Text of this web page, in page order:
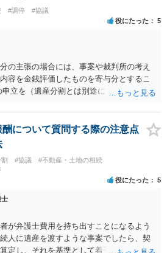
#調停 #協議
役にたった 5
の主張の場合には、事案や裁判所の考え
容を金銭評価したものを寄与分とするこ
立を（遺産分割とは別途に）して、その
ます。 ただ、前提として、遺産分割はし
ら、現実的にはいずれにせよ不動産評価
について質問する際の注意点
#協議
#不動産・土地の相続
役にたった 5
士
が弁護士費用を持ち出すことになるよう
人に遺産を渡すような事案でしたら、契
定し、それを基準として着手金を設定